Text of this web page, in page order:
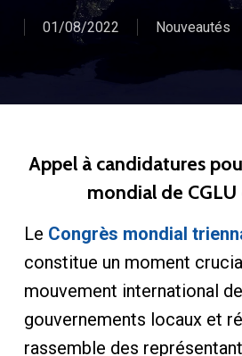
01/08/2022 Nouveautés
Appel à candidatures
mondial de
Le Congrès mondial
constitue un moment
mouvement international
gouvernements locaux et
rassemble des